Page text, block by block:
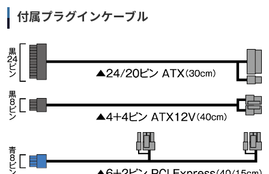
付属プラグインケーブル